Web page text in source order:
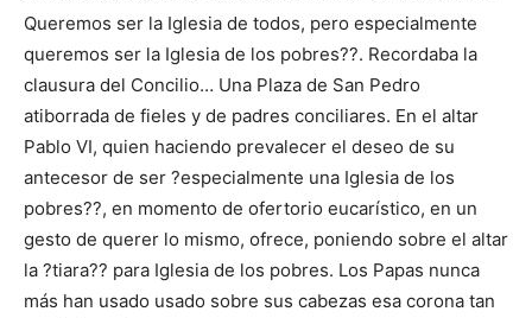
Queremos ser la Iglesia de todos, pero especialmente
queremos ser la Iglesia de los pobres??. Recordaba la
clausura del Concilio… Una Plaza de San Pedro
atiborrada de fieles y de padres conciliares. En el altar
Pablo VI, quien haciendo prevalecer el deseo de su
antecesor de ser ?especialmente una Iglesia de los
pobres??, en momento de ofertorio eucarístico, en un
gesto de querer lo mismo, ofrece, poniendo sobre el altar
la ?tiara?? para Iglesia de los pobres. Los Papas nunca
más han usado usado sobre sus cabezas esa corona tan